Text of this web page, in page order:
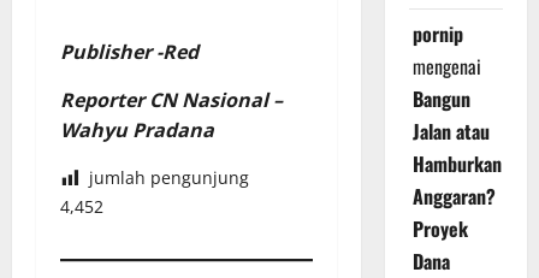
Publisher -Red
Reporter CN Nasional –
Wahyu Pradana
jumlah pengunjung
4,452
pornip
mengenai
Bangun
Jalan atau
Hamburkan
Anggaran?
Proyek
Dana